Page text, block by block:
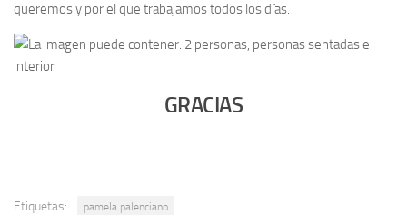
queremos y por el que trabajamos todos los días.
GRACIAS
Etiquetas: pamela palenciano